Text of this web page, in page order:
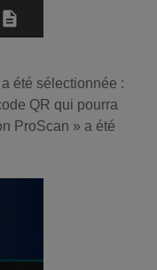
a été sélectionnée :
QR qui pourra
ProScan » a été